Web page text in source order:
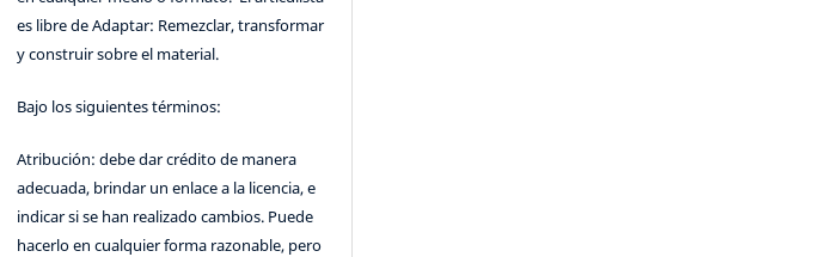
es libre de Adaptar: Remezclar, transformar
y construir sobre el material.
Bajo los siguientes términos:
Atribución: debe dar crédito de manera
adecuada, brindar un enlace a la licencia, e
indicar si se han realizado cambios. Puede
hacerlo en cualquier forma razonable, pero